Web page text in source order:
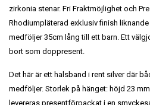
zirkonia stenar. Fri Fraktmöjlighet och
Rhodiumpläterad exklusiv finish
medföljer 35cm lång till ett barn. Ett
bort som doppresent.
Det här är ett halsband i rent silver där
medföljer. Storlek på hänget: höjd 23
levereras presentförpackat i en